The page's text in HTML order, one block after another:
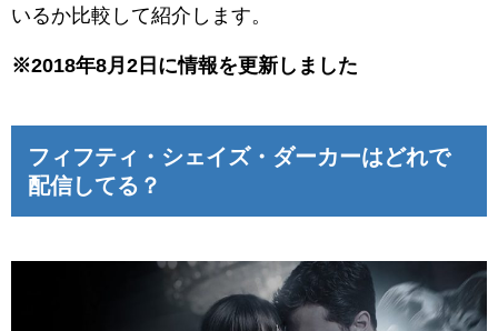
いるか比較して紹介します。
※2018年8月2日に情報を更新しました
フィフティ・シェイズ・ダーカーはどれで
配信してる？